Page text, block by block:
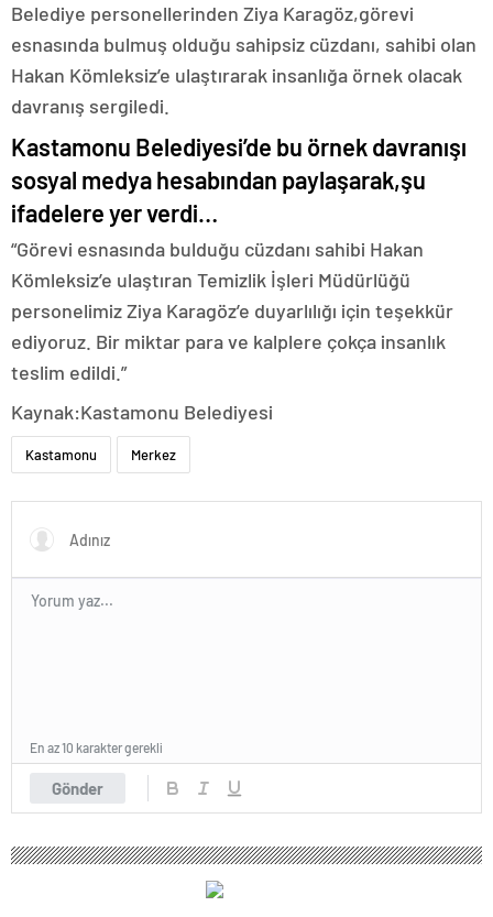
Belediye personellerinden Ziya Karagöz,görevi
esnasında bulmuş olduğu sahipsiz cüzdanı, sahibi olan
Hakan Kömleksiz’e ulaştırarak insanlığa örnek olacak
davranış sergiledi.
Kastamonu Belediyesi’de bu örnek davranışı
sosyal medya hesabından paylaşarak,şu
ifadelere yer verdi…
“Görevi esnasında bulduğu cüzdanı sahibi Hakan
Kömleksiz’e ulaştıran Temizlik İşleri Müdürlüğü
personelimiz Ziya Karagöz’e duyarlılığı için teşekkür
ediyoruz. Bir miktar para ve kalplere çokça insanlık
teslim edildi.”
Kaynak:Kastamonu Belediyesi
Kastamonu Merkez
Gönder
En az 10 karakter gerekli